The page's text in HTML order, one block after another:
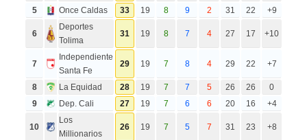
5 Once Caldas 33 19 8 9 2 31 22 +9
6
Deportes
Tolima
31 19 8 7 4 27 17 +10
7
Independiente
Santa Fe
29 19 7 8 4 29 22 +7
8 La Equidad 28 19 7 7 5 26 26
0
9
Dep. Cali 27 19 7 6 6 20 16 +4
10
Los
Millionarios
26 19 7 5 7 31 23 +8